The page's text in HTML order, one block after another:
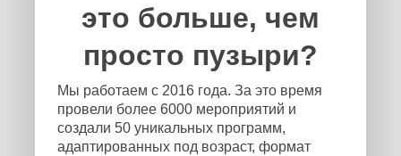
это больше, чем
просто пузыри?
Мы работаем с 2016 года. За это время
провели более 6000 мероприятий и
создали 50 уникальных программ,
адаптированных под возраст, формат